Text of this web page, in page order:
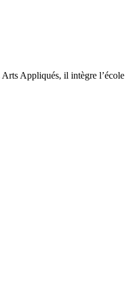
Arts Appliqués, il intègre l’école